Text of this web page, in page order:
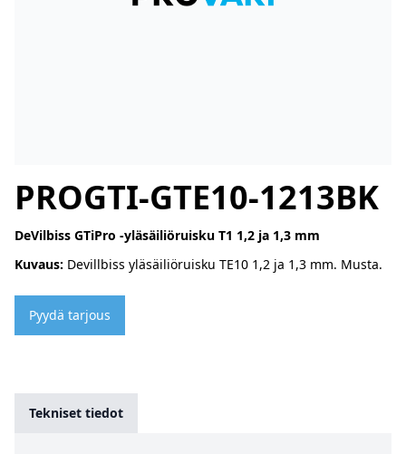
PROGTI-GTE10-1213BK
DeVilbiss GTiPro -yläsäiliöruisku T1 1,2 ja 1,3 mm
Kuvaus: Devillbiss yläsäiliöruisku TE10 1,2 ja 1,3 mm. Musta.
Pyydä tarjous
Tekniset tiedot